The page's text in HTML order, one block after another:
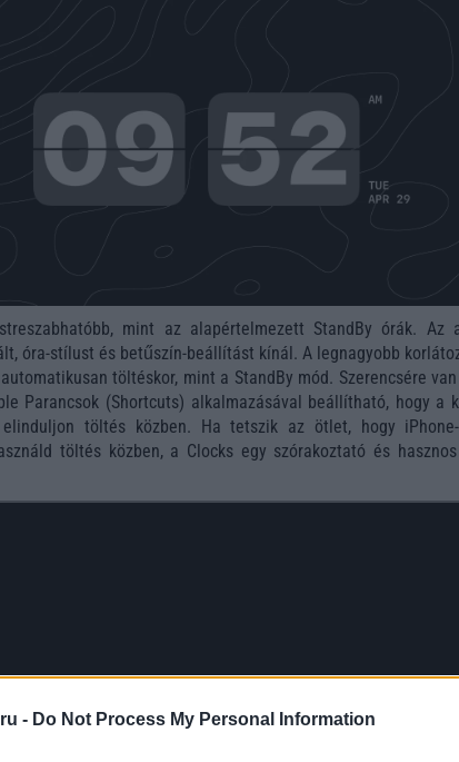
- Do Not Process My Personal Information
mint az alapértelmezett StandBy órák. Az
óra-stílust és betűszín-beállítást kínál. A legnagyobb
töltéskor, mint a StandBy mód. Szerencsére
Parancsok (Shortcuts) alkalmazásával beállítható, hogy a
töltés közben. Ha tetszik az ötlet, hogy
töltés közben, a Clocks egy szórakoztató és